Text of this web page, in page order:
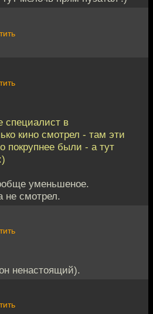
специалист в
кино смотрел - там эти
покрупнее были - а тут
уменьшеное.
не смотрел.
ненастоящий).